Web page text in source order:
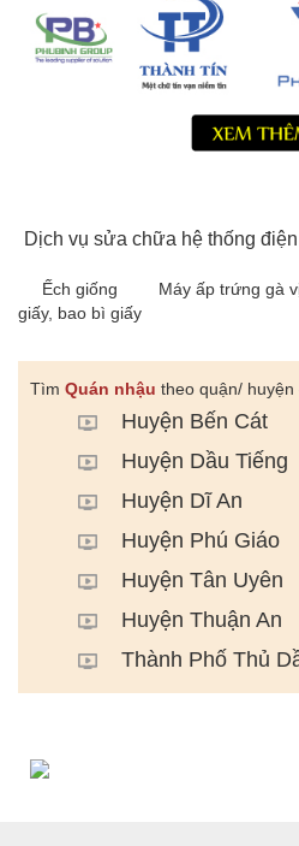
Dịch vụ sửa chữa hệ thống điện
Ếch giống Máy ấp trứng gà
giấy, bao bì giấy
Tìm Quán nhậu theo quận/ huyện
Huyện Bến Cát
Huyện Dầu Tiếng
Huyện Dĩ An
Huyện Phú Giáo
Huyện Tân Uyên
Huyện Thuận An
Thành Phố Thủ